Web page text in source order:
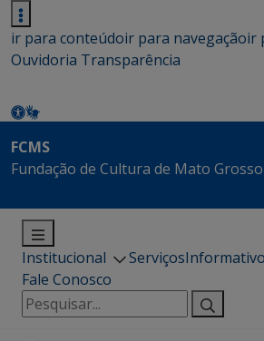
ir para conteúdoir para navegaçãoir
Ouvidoria Transparência
FCMS
Fundação de Cultura de Mato
Institucional Serviços
Fale Conosco
Pesquisar
por: